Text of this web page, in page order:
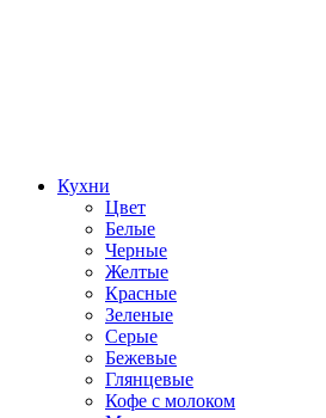
Кухни
Цвет
Белые
Черные
Желтые
Красные
Зеленые
Серые
Бежевые
Глянцевые
Кофе с молоком